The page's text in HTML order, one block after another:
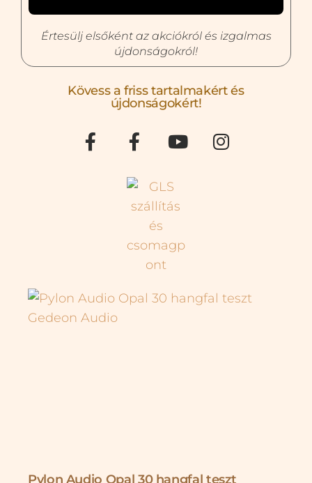
Értesülj elsőként az akciókról és izgalmas
újdonságokról!
Kövess a friss tartalmakért és
újdonságokért!
Pylon Audio Opal 30 hangfal teszt